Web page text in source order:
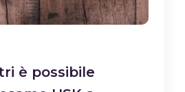
è possibile